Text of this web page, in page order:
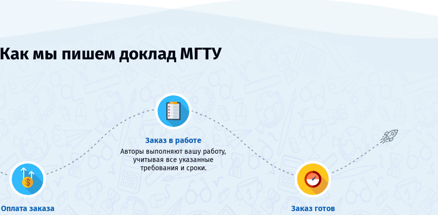
Как мы пишем доклад МГТУ
Оплата заказа
Заказ в работе
Авторы выполняют вашу работу,
учитывая все указанные
требования и сроки.
Заказ готов